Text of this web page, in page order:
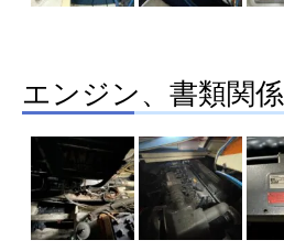
エンジン、書類関係